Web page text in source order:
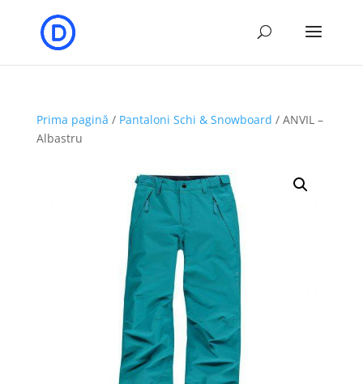
Prima pagină / Pantaloni Schi & Snowboard / ANVIL –
Albastru